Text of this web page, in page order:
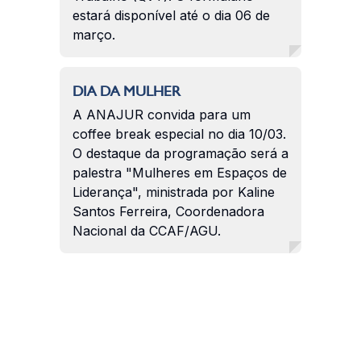
estará disponível até o dia 06 de
março.
DIA DA MULHER
A ANAJUR convida para um
coffee break especial no dia 10/03.
O destaque da programação será a
palestra "Mulheres em Espaços de
Liderança", ministrada por Kaline
Santos Ferreira, Coordenadora
Nacional da CCAF/AGU.